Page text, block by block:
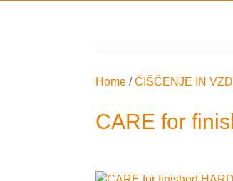
Home /ČIŠČENJE IN
CARE for